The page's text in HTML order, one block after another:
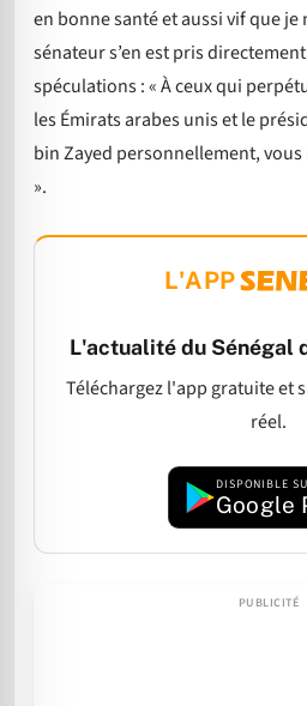
en bonne santé et aussi vif que je
sénateur s’en est pris
spéculations : « À ceux qui
les Émirats arabes unis et le
bin Zayed personnellement,
».
L'APP
L'actualité du Sénégal
Téléchargez l'app gratuite et
réel.
DISPONIBLE
Google